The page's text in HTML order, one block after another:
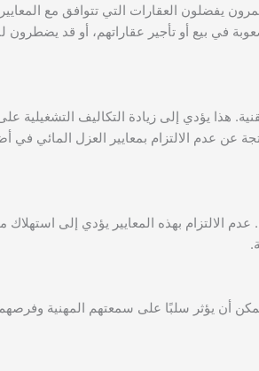
يفضلون العقارات التي تتوافق مع المعايير
في بيع أو تأجير عقاراتهم، أو قد يضطرون
هذا يؤدي إلى زيادة التكاليف التشغيلية
عن عدم الالتزام بمعايير العزل المائي في
الالتزام بهذه المعايير يؤدي إلى
يمكن أن يؤثر سلبًا على سمعتهم المهنية وفرصهم